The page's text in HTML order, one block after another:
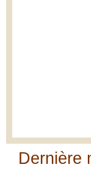
Dernière